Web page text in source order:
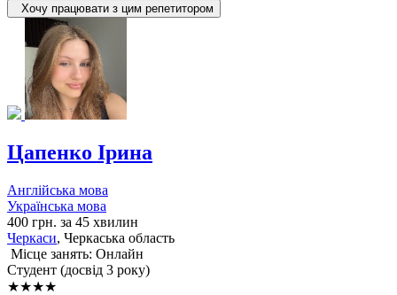
Хочу працювати з цим репетитором
Цапенко Ірина
Англійська мова
Українська мова
400 грн. за 45 хвилин
Черкаси, Черкаська область
Місце занять: Онлайн
Cтудент (досвід 3 року)
★★★★